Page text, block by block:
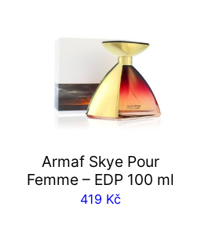
Armaf Skye Pour
Femme – EDP 100 ml
419 Kč